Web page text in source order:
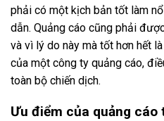
phải có một kịch bản tốt làm
dẫn. Quảng cáo cũng phải
và vì lý do này mà tốt hơn hết
của một công ty quảng cáo,
toàn bộ chiến dịch.
Ưu điểm của quảng cáo